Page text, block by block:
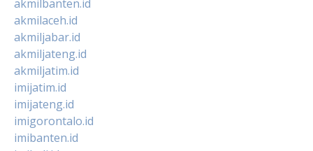
akmilbanten.id
akmilaceh.id
akmiljabar.id
akmiljateng.id
akmiljatim.id
imijatim.id
imijateng.id
imigorontalo.id
imibanten.id